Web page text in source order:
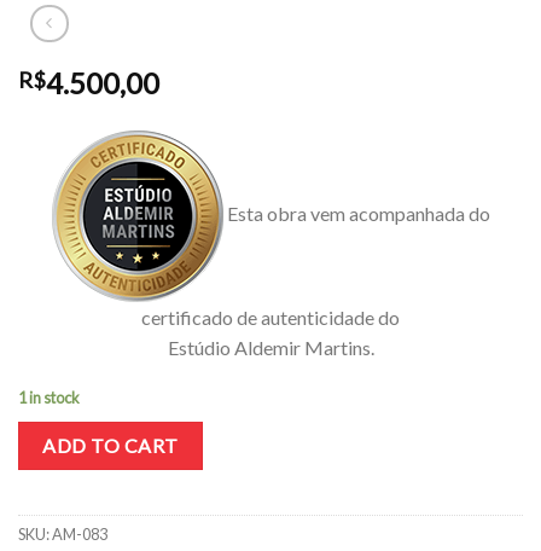
R$4.500,00
Esta obra vem acompanhada do
certificado de autenticidade do
Estúdio Aldemir Martins.
1 in stock
ADD TO CART
SKU:AM-083